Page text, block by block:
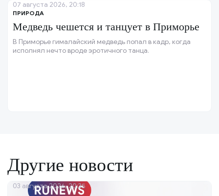
ПРИРОДА
Медведь чешется и танцует в Приморье
В Приморье гималайский медведь попал в кадр, когда
исполнял нечто вроде эротичного танца.
07 августа 2026, 20:18
Другие новости
03 августа 2026, 20:35